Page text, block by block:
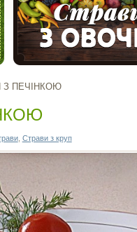
З ПЕЧІНКОЮ
, Страви з круп